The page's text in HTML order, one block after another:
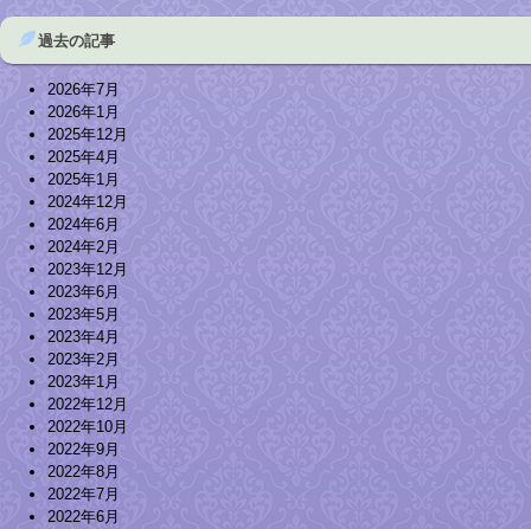
過去の記事
2026年7月
2026年1月
2025年12月
2025年4月
2025年1月
2024年12月
2024年6月
2024年2月
2023年12月
2023年6月
2023年5月
2023年4月
2023年2月
2023年1月
2022年12月
2022年10月
2022年9月
2022年8月
2022年7月
2022年6月